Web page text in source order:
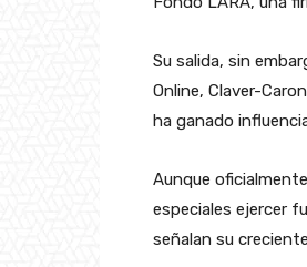
Su salida, sin
Online, Claver-
ha ganado
Aunque
especiales ejercer
señalan su